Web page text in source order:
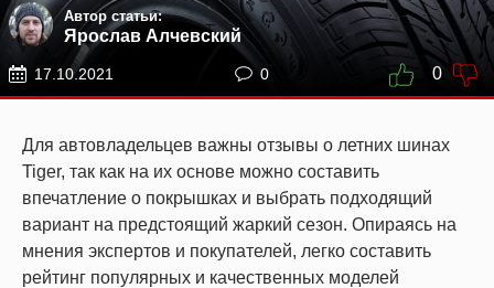
Автор статьи:
Ярослав Алчевский
17.10.2021 0 0
Для автовладельцев важны отзывы о летних шинах
Tiger, так как на их основе можно составить
впечатление о покрышках и выбрать подходящий
вариант на предстоящий жаркий сезон. Опираясь на
мнения экспертов и покупателей, легко составить
рейтинг популярных и качественных моделей